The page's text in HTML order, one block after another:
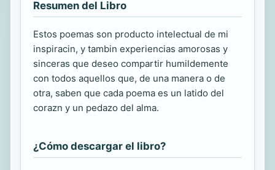
Resumen del Libro
Estos poemas son producto intelectual de mi
inspiracin, y tambin experiencias amorosas y
sinceras que deseo compartir humildemente
con todos aquellos que, de una manera o de
otra, saben que cada poema es un latido del
corazn y un pedazo del alma.
¿Cómo descargar el libro?